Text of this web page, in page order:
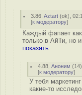
3.86 ,Aztart (ok),
[к модератору]
Каждый фапает
только в АйТи, но
показать
4.88 ,Аноним (14
[к модератору]
У тебя
какие-то